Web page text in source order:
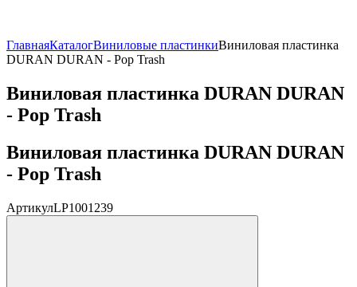
ГлавнаяКаталогВиниловые пластинкиВиниловая пластинка
DURAN DURAN - Pop Trash
Виниловая пластинка DURAN DURAN
- Pop Trash
Виниловая пластинка DURAN DURAN
- Pop Trash
АртикулLP1001239